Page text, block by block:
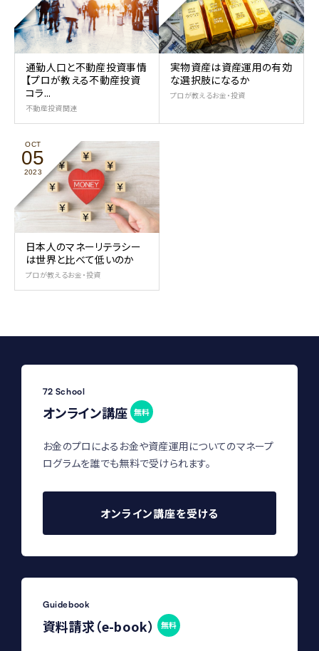
通勤人口と不動産投資事情
【プロが教える不動産投資
コラ...
不動産投資関連
実物資産は資産運用の有効
な選択肢になるか
プロが教えるお金・投資
OCT
05
2023
日本人のマネーリテラシー
は世界と比べて低いのか
プロが教えるお金・投資
72 School
オンライン講座 無料
お金のプロによるお金や資産運用についてのマネープ
ログラムを誰でも無料で受けられます。
オンライン講座を受ける
Guidebook
資料請求（e-book） 無料